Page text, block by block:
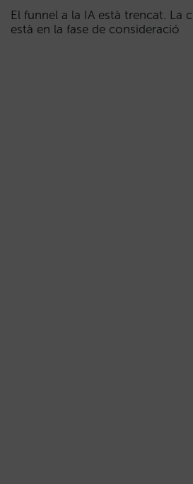
El funnel a la IA està trencat. La
està en la fase de consideració